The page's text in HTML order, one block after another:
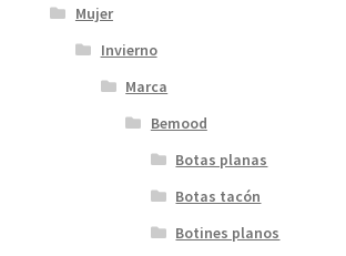
Mujer
Invierno
Marca
Bemood
Botas planas
Botas tacón
Botines planos